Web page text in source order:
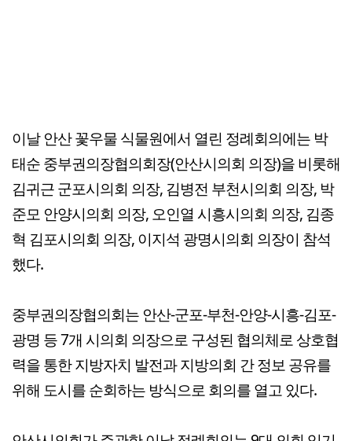
이날 안산 꽃우물 식물원에서 열린 정례회의에는 박
태순 중부권의장협의회장(안산시의회 의장)을 비롯해
김귀근 군포시의회 의장, 김병전 부천시의회 의장, 박
준모 안양시의회 의장, 오인열 시흥시의회 의장, 김종
혁 김포시의회 의장, 이지석 광명시의회 의장이 참석
했다.
중부권의장협의회는 안산-군포-부천-안양-시흥-김포-
광명 등 7개 시의회 의장으로 구성된 협의체로 상호협
력을 통한 지방자치 발전과 지방의회 간 정보 공유를
위해 도시를 순회하는 방식으로 회의를 열고 있다.